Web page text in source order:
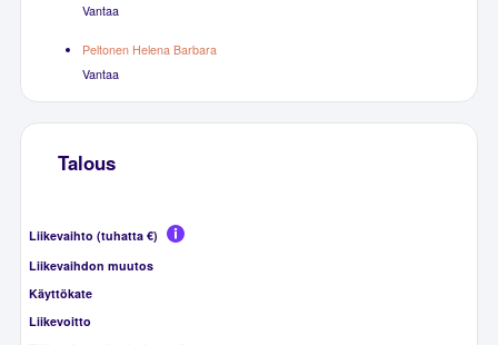
Vantaa
Peltonen Helena Barbara
Vantaa
Talous
Liikevaihto (tuhatta €)
Liikevaihdon muutos
Käyttökate
Liikevoitto